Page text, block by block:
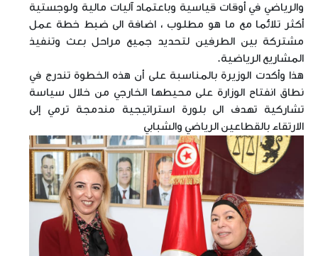
والرياضي في أوقات قياسية وباعتماد آليات مالية ولوجستية
أكثر تلائما مع ما هو مطلوب ، اضافة الى ضبط خطة عمل
مشتركة بين الطرفين لتحديد جميع مراحل بعث وتنفيذ
المشاريع الرياضية.
هذا وأكدت الوزيرة بالمناسبة على أن هذه الخطوة تندرج في
نطاق انفتاح الوزارة على محيطها الخارجي من خلال سياسة
تشاركية تهدف الى بلورة استراتيجية مندمجة ترمي إلى
الارتقاء بالقطاعين الرياضي والشبابي